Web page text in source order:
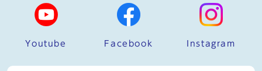
Youtube Facebook Instagram